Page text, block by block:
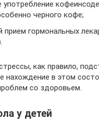
употребление
черного кофе;
прием гормональных
как правило,
нахождение в этом
со здоровьем.
у детей